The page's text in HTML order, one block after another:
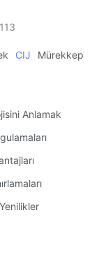
113
CIJ Mürekkep
Anlamak